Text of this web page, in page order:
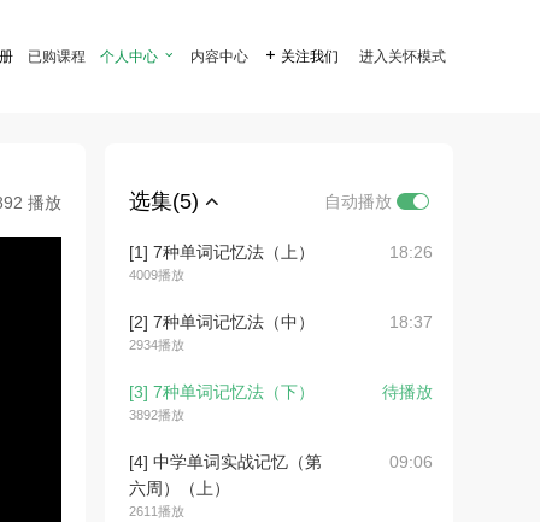
已购课程 个人中心  内容中心  关注我们 进入关怀模式
播放 选集(5) 自动播放
[1] 7种单词记忆法（上）
4009播放
18:26
[2] 7种单词记忆法（中）
2934播放
18:37
[3] 7种单词记忆法（下）
3892播放
待播放
[4] 中学单词实战记忆（第
六周）（上）
2611播放
09:06